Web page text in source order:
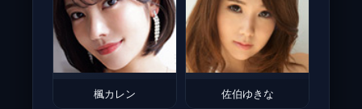
楓カレン 佐伯ゆきな